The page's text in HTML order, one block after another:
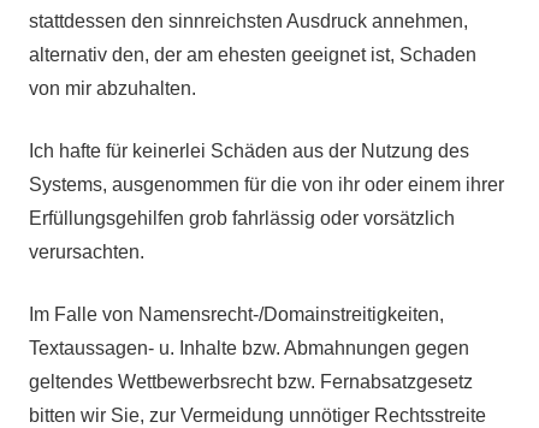
stattdessen den sinnreichsten Ausdruck annehmen,
alternativ den, der am ehesten geeignet ist, Schaden
von mir abzuhalten.
Ich hafte für keinerlei Schäden aus der Nutzung des
Systems, ausgenommen für die von ihr oder einem ihrer
Erfüllungsgehilfen grob fahrlässig oder vorsätzlich
verursachten.
Im Falle von Namensrecht-/Domainstreitigkeiten,
Textaussagen- u. Inhalte bzw. Abmahnungen gegen
geltendes Wettbewerbsrecht bzw. Fernabsatzgesetz
bitten wir Sie, zur Vermeidung unnötiger Rechtsstreite